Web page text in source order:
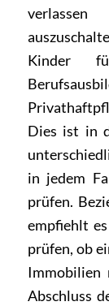
Kinder
Dies ist in
in jedem
prüfen.
empfiehlt
prüfen, ob
Immobilien
Abschluss